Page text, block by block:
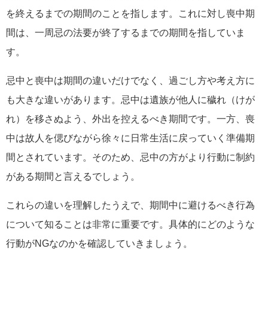
を終えるまでの期間のことを指します。これに対し喪中期
間は、一周忌の法要が終了するまでの期間を指していま
す。
忌中と喪中は期間の違いだけでなく、過ごし方や考え方に
も大きな違いがあります。忌中は遺族が他人に穢れ（けが
れ）を移さぬよう、外出を控えるべき期間です。一方、喪
中は故人を偲びながら徐々に日常生活に戻っていく準備期
間とされています。そのため、忌中の方がより行動に制約
がある期間と言えるでしょう。
これらの違いを理解したうえで、期間中に避けるべき行為
について知ることは非常に重要です。具体的にどのような
行動がNGなのかを確認していきましょう。